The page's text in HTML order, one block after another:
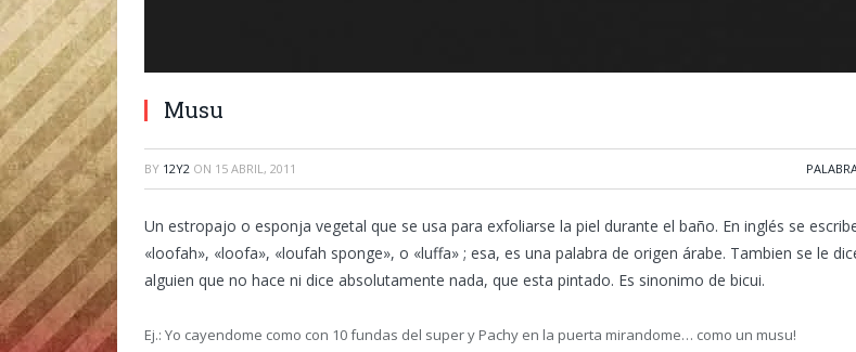
Musu
BY 12Y2 ON 15 ABRIL, 2011
Un estropajo o esponja vegetal que se usa para exfoliarse la piel durante el baño. En inglés se
«loofah», «loofa», «loufah sponge», o «luffa» ; esa, es una palabra de origen árabe. Tambien se le
alguien que no hace ni dice absolutamente nada, que esta pintado. Es sinonimo de bicui.
Ej.: Yo cayendome como con 10 fundas del super y Pachy en la puerta mirandome… como un musu!